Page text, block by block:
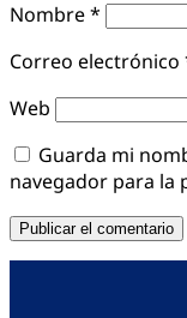
Nombre*
Correo electrónico
Web
Guarda mi
navegador para la